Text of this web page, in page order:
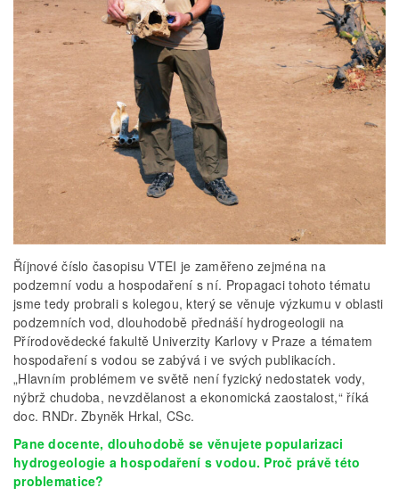
Říjnové číslo časopisu VTEI je zaměřeno zejména na
podzemní vodu a hospodaření s ní. Propagaci tohoto tématu
jsme tedy probrali s kolegou, který se věnuje výzkumu v oblasti
podzemních vod, dlouhodobě přednáší hydrogeologii na
Přírodovědecké fakultě Univerzity Karlovy v Praze a tématem
hospodaření s vodou se zabývá i ve svých publikacích.
„Hlavním problémem ve světě není fyzický nedostatek vody,
nýbrž chudoba, nevzdělanost a ekonomická zaostalost,“ říká
doc. RNDr. Zbyněk Hrkal, CSc.
Pane docente, dlouhodobě se věnujete popularizaci
hydrogeologie a hospodaření s vodou. Proč právě této
problematice?